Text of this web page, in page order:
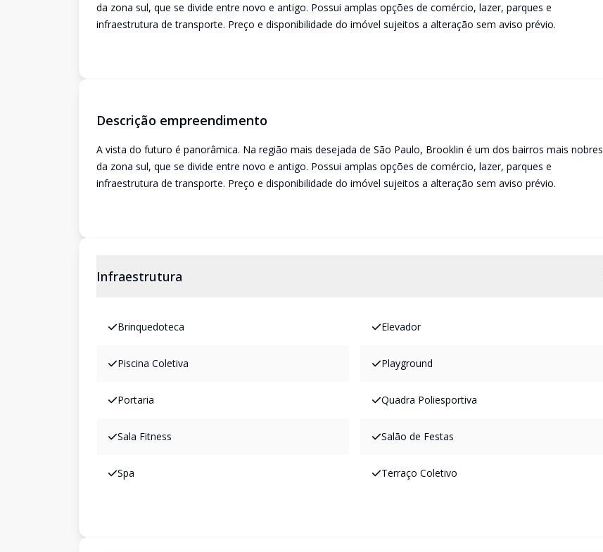
da zona sul, que se divide entre novo e antigo. Possui amplas opções de comércio, lazer, parques e
infraestrutura de transporte. Preço e disponibilidade do imóvel sujeitos a alteração sem aviso prévio.
Descrição empreendimento
A vista do futuro é panorâmica. Na região mais desejada de São Paulo, Brooklin é um dos bairros mais nobres
da zona sul, que se divide entre novo e antigo. Possui amplas opções de comércio, lazer, parques e
infraestrutura de transporte. Preço e disponibilidade do imóvel sujeitos a alteração sem aviso prévio.
Infraestrutura
Brinquedoteca Elevador
Piscina Coletiva Playground
Portaria Quadra Poliesportiva
Sala Fitness Salão de Festas
Spa Terraço Coletivo